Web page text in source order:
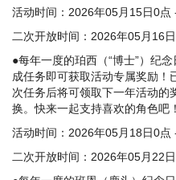
活动时间：2026年05月15日0
二次开放时间：2026年05月16
●每年一度的珀西（“博士”）纪
成任务即可获取活动专属奖励！
次任务后将可领取下一年活动的
换。快来一起支持喜欢的角色吧！
活动时间：2026年05月18日0
二次开放时间：2026年05月22